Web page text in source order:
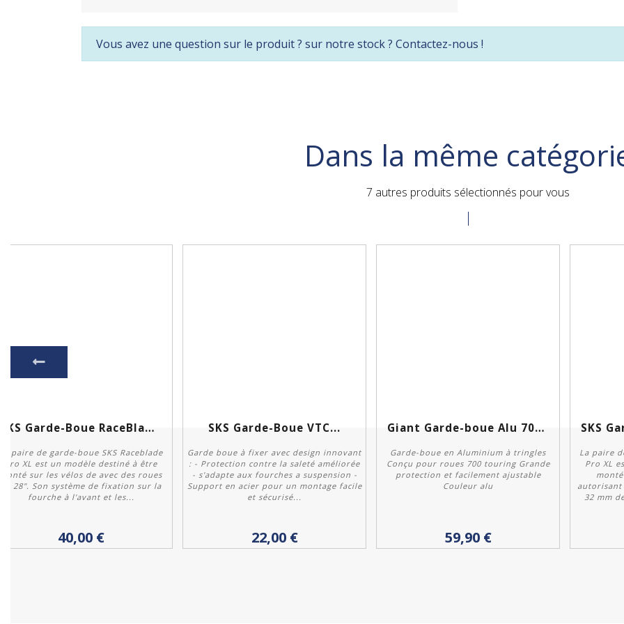
Vous avez une question sur le produit ? sur notre stock ? Contactez-nous !
Dans la même
7 autres produits sélectionnés pour vous
Acheter
SKS Garde-Boue RaceBlade Pro
paire de garde-boue SKS Raceblade
Pro XL est un modèle destiné à être
monté sur les vélos de avec des roues
de 28". Son système de fixation sur la
fourche à l'avant et les...
40,00 €
Acheter
SKS Garde-Boue VTC...
Garde boue à fixer avec design innovant
: - Protection contre la saleté améliorée
- s'adapte aux fourches a suspension -
Support en acier pour un montage facile
et sécurisé...
22,00 €
Giant Garde-boue Alu 700...
Garde-boue en Aluminium à tringles
Conçu pour roues 700 touring Grande
protection et facilement ajustable
Couleur alu
59,90 €
La paire
Pro XL
autorisant
32 mm